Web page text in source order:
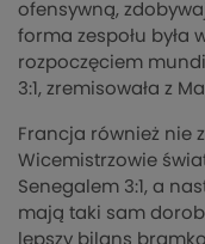
ofensywną,
forma zespołu była
rozpoczęciem
3:1, zremisowała z
Francja również nie
Wicemistrzowie
Senegalem 3:1, a
mają taki sam
lepszy bilans